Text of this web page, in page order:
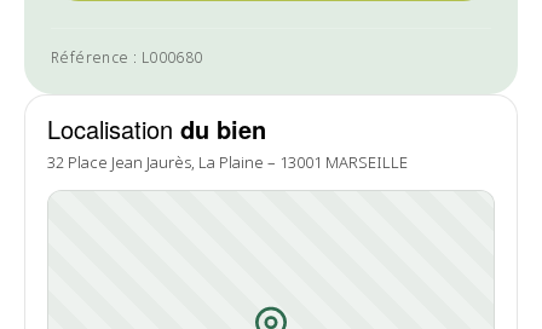
Référence : L000680
Localisation du bien
32 Place Jean Jaurès, La Plaine – 13001 MARSEILLE